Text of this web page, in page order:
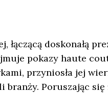
łączącą doskonałą
pokazy haute
przyniosła jej
Poruszając się